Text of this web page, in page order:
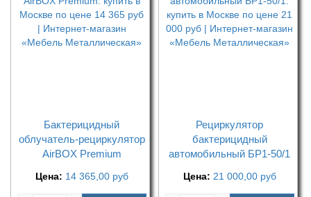
Бактерицидный
облучатель-рециркулятор
AirBOX Premium
Цена: 14 365,00 руб
Рециркулятор
бактерицидный
автомобильный БР1-50/1
Цена: 21 000,00 руб